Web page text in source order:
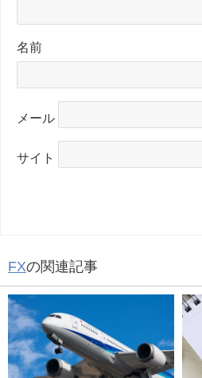
名前
メール
サイト
FXの関連記事